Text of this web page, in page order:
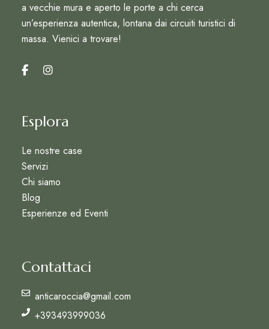
a vecchie mura e aperto le porte a chi cerca
un’esperienza autentica, lontana dai circuiti turistici di
massa. Vienici a trovare!
Esplora
Le nostre case
Servizi
Chi siamo
Blog
Esperienze ed Eventi
Contattaci
anticaroccia@gmail.com
+393493999036